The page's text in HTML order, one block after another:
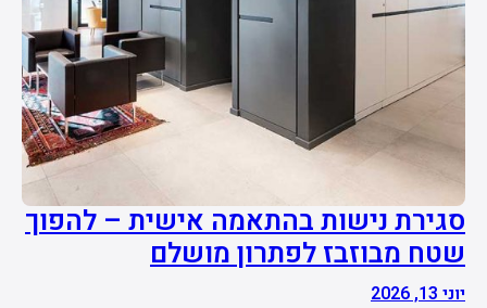
סגירת נישות בהתאמה אישית – להפוך
שטח מבוזבז לפתרון מושלם
יוני 13, 2026